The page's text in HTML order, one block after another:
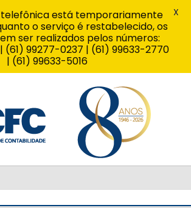
está temporariamente
o serviço é restabelecido, os
ser realizados pelos números:
| (61) 99277-0237 | (61) 99633-2770
| (61) 99633-5016
X